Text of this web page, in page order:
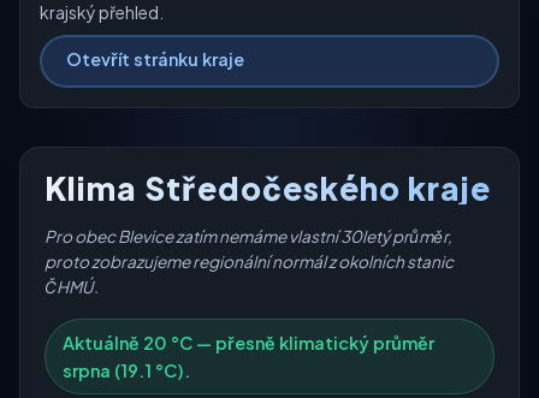
krajský přehled.
Otevřít stránku kraje
Klima Středočeského kraje
Pro obec Blevice zatím nemáme vlastní 30letý průměr,
proto zobrazujeme regionální normál z okolních stanic
ČHMÚ.
Aktuálně 20 °C — přesně klimatický průměr
srpna (19.1 °C).